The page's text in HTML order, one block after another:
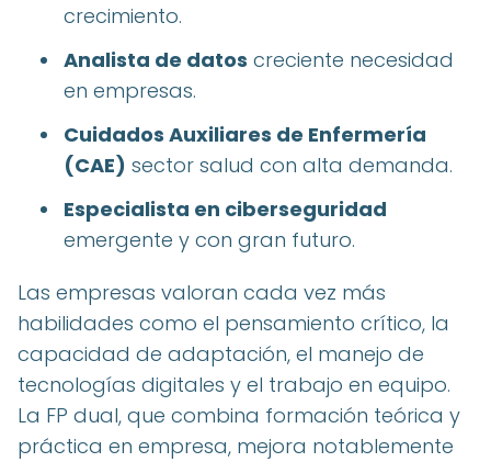
crecimiento.
Analista de datos creciente necesidad
en empresas.
Cuidados Auxiliares de Enfermería
(CAE) sector salud con alta demanda.
Especialista en ciberseguridad
emergente y con gran futuro.
Las empresas valoran cada vez más
habilidades como el pensamiento crítico, la
capacidad de adaptación, el manejo de
tecnologías digitales y el trabajo en equipo.
La FP dual, que combina formación teórica y
práctica en empresa, mejora notablemente